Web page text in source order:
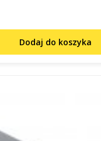
Dodaj do koszyka